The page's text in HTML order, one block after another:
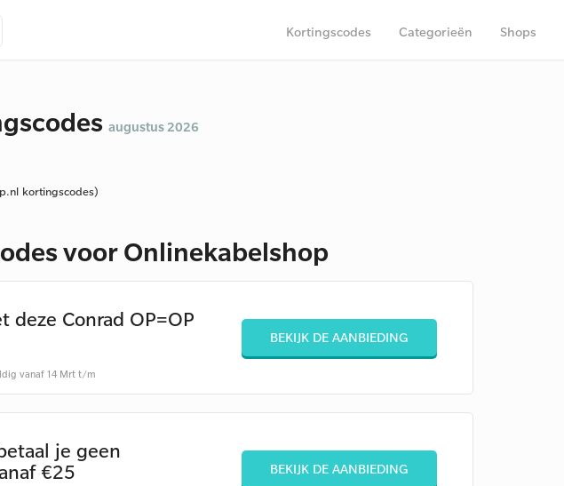
Kortingscodes Categorieën Shops
augustus 2026
kortingscodes)
voor Onlinekabelshop
deze Conrad OP=OP
vanaf 14 Mrt t/m
BEKIJK DE AANBIEDING
je geen
€25
BEKIJK DE AANBIEDING